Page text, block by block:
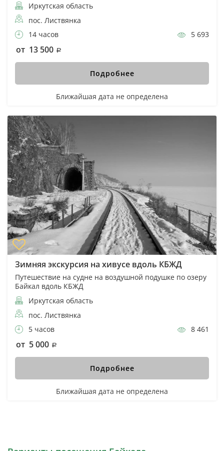
Иркутская область
пос. Листвянка
14 часов
5 693
от 13 500
Подробнее
Ближайшая дата не определена
Зимняя экскурсия на хивусе вдоль КБЖД
Путешествие на судне на воздушной подушке по озеру
Байкал вдоль КБЖД
Иркутская область
пос. Листвянка
5 часов
8 461
от 5 000
Подробнее
Ближайшая дата не определена